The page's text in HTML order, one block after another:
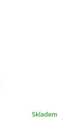
Skladem